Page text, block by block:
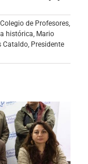
Colegio de Profesores
histórica Mario
Cataldo Presidente